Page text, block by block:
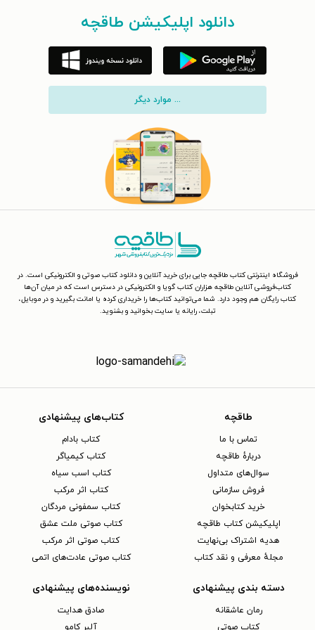
دانلود اپلیکیشن طاقچه
... موارد دیگر
فروشگاه اینترنتی کتاب طاقچه جایی برای خرید آنلاین و دانلود کتاب صوتی و الکترونیکی است. در
کتاب‌فروشی آنلاین طاقچه هزاران کتاب گویا و الکترونیکی در دسترس است که در میان آن‌ها
کتاب رایگان هم وجود دارد. شما می‌توانید کتاب‌ها را خریداری کرده یا امانت بگیرید و در موبایل،
تبلت، رایانه یا سایت بخوانید و بشنوید.
طاقچه
تماس با ما
دربارهٔ طاقچه
سوال‌های متداول
فروش سازمانی
خرید کتابخوان
اپلیکیشن کتاب طاقچه
هدیه اشتراک بی‌نهایت
مجلهٔ معرفی و نقد کتاب
کتاب‌های پیشنهادی
کتاب بادام
کتاب کیمیاگر
کتاب اسب سیاه
کتاب اثر مرکب
کتاب سمفونی مردگان
کتاب صوتی ملت عشق
کتاب صوتی اثر مرکب
کتاب صوتی عادت‌های اتمی
دسته بندی پیشنهادی
رمان عاشقانه
کتاب‌ صوتی
نویسنده‌های پیشنهادی
صادق هدایت
آلبر کامو